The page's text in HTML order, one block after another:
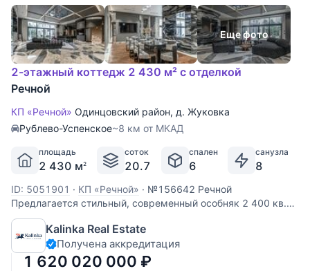
Еще фото
2-этажный коттедж 2 430 м² с отделкой
Речной
КП «Речной» Одинцовский район, д. Жуковка
Рублево-Успенское~8 км от МКАД
площадь
2 430 м2
соток
20.7
спален
6
санузла
8
ID: 5051901 · КП «Речной» · №156642 Речной
Предлагается стильный, современный особняк 2 400 кв.м.
на участке 21 сотка в элитном охраняемом поселке
Речной. Участок прямоугольной формы, с небольшим
внутренним двориком. Фасад дома облицован
натуральным камнем с декоративными
Kalinka Real Estate
Получена аккредитация
1 620 020 000 ₽